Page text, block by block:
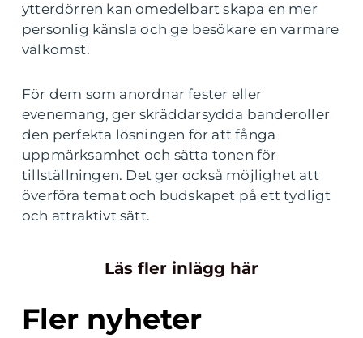
ytterdörren kan omedelbart skapa en mer
personlig känsla och ge besökare en varmare
välkomst.
För dem som anordnar fester eller
evenemang, ger skräddarsydda banderoller
den perfekta lösningen för att fånga
uppmärksamhet och sätta tonen för
tillställningen. Det ger också möjlighet att
överföra temat och budskapet på ett tydligt
och attraktivt sätt.
Läs fler inlägg här
Fler nyheter